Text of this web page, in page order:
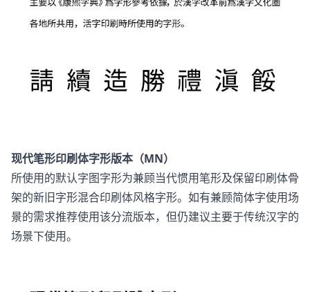
现代笔形印刷体字形版本（MN）
所使用的默认字图字形为兼顾当代惯用笔形及保留印刷体骨
架的新旧字形混合印刷体风格字形。如有兼顾简体字使用场
景的需求推荐使用该分流版本，但仍建议主要于传统汉字的
场景下使用。